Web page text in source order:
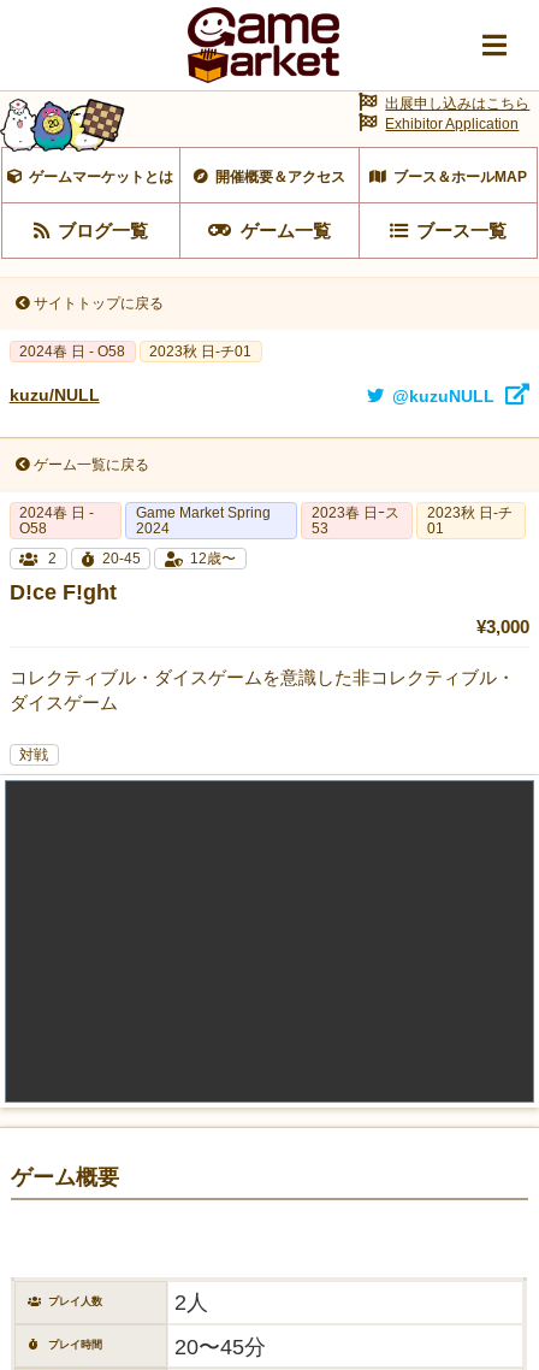
ゲームマーケットとは 開催概要＆アクセス ブース＆ホールMAP
ブログ一覧 ゲーム一覧 ブース一覧
出展申し込みはこちら
Exhibitor Application
サイトトップに戻る
2024春 日 - O58 2023秋 日-チ01
kuzu/NULL @kuzuNULL
ゲーム一覧に戻る
2024春 日 -
O58
Game Market Spring
2024
2023春 日ｰス
53
2023秋 日-チ
01
2
20-45 12歳〜
D!ce F!ght
¥3,000
コレクティブル・ダイスゲームを意識した非コレクティブル・
ダイスゲーム
対戦
ゲーム概要
プレイ人数 2人
プレイ時間 20〜45分